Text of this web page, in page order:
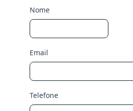
Nome
Email
Telefone